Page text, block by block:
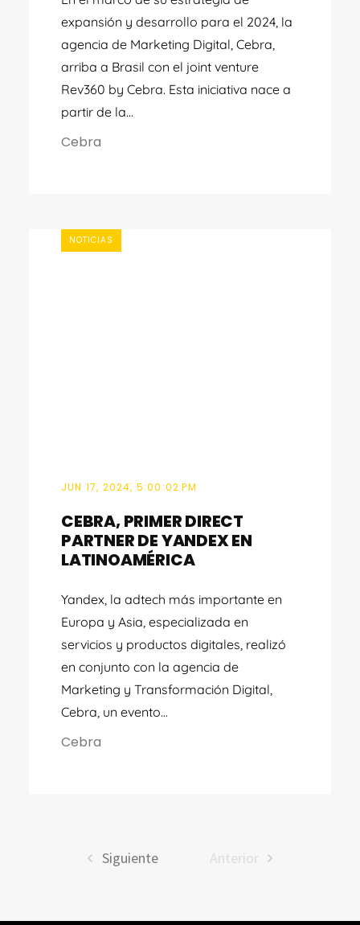
expansión y desarrollo para el 2024, la
agencia de Marketing Digital, Cebra,
arriba a Brasil con el joint venture
Rev360 by Cebra. Esta iniciativa nace a
partir de la...
Cebra
NOTICIAS
JUN 17, 2024, 5:00:02 PM
CEBRA, PRIMER DIRECT
PARTNER DE YANDEX EN
LATINOAMÉRICA
Yandex, la adtech más importante en
Europa y Asia, especializada en
servicios y productos digitales, realizó
en conjunto con la agencia de
Marketing y Transformación Digital,
Cebra, un evento...
Cebra
Siguiente Anterior